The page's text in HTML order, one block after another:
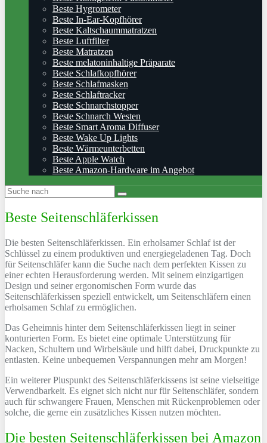
Beste Hygrometer
Beste In-Ear-Kopfhörer
Beste Kaltschaummatratzen
Beste Luftfilter
Beste Matratzen
Beste melatoninhaltige Präparate
Beste Schlafkopfhörer
Beste Schlafmasken
Beste Schlaftracker
Beste Schnarchstopper
Beste Schnarch Westen
Beste Smart Aroma Diffuser
Beste Wake Up Lights
Beste Wärmeunterbetten
Beste Apple Watch
Beste Amazon-Hardware im Angebot
Beste Seitenschläferkissen
Die besten Seitenschläferkissen. Ein erholsamer Schlaf ist der
Schlüssel zu einem produktiven und energiegeladenen Tag. Doch
für Seitenschläfer kann die Suche nach dem perfekten Kissen zu
einer echten Herausforderung werden. Mit seinem einzigartigen
Design und seiner ergonomischen Form wurde das
Seitenschläferkissen speziell entwickelt, um Seitenschläfern einen
erholsamen Schlaf zu ermöglichen.
Das Geheimnis hinter dem Seitenschläferkissen liegt in seiner
konturierten Form. Es bietet eine optimale Unterstützung für
Nacken, Schultern und Wirbelsäule und hilft dabei, Druckpunkte zu
entlasten. Keine unbequemen Verspannungen mehr am Morgen!
Ein weiterer Pluspunkt des Seitenschläferkissens ist seine vielseitige
Verwendbarkeit. Es eignet sich nicht nur für Seitenschläfer, sondern
auch für schwangere Frauen, Menschen mit Rückenproblemen oder
solche, die gerne ein zusätzliches Kissen nutzen möchten.
Die besten Seitenschläferkissen bei Amazon